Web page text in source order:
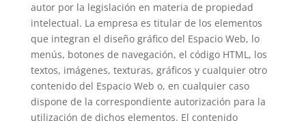
autor por la legislación en materia de propiedad
intelectual. La empresa es titular de los elementos
que integran el diseño gráfico del Espacio Web, lo
menús, botones de navegación, el código HTML, los
textos, imágenes, texturas, gráficos y cualquier otro
contenido del Espacio Web o, en cualquier caso
dispone de la correspondiente autorización para la
utilización de dichos elementos. El contenido